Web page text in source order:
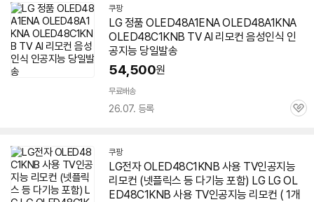
쿠팡
LG 정품 OLED48A1ENA OLED48A1KNA
OLED48C1KNB TV AI 리모컨 음성인식 인
공지능 당일발송
54,500원
무료배송
26.07. 등록
관
쿠팡
LG전자 OLED48C1KNB 사용 TV인공지능
리모컨 (넷플릭스 등 다기능 포함) LG LG OL
ED48C1KNB 사용 TV인공지능 리모컨 ( 1개